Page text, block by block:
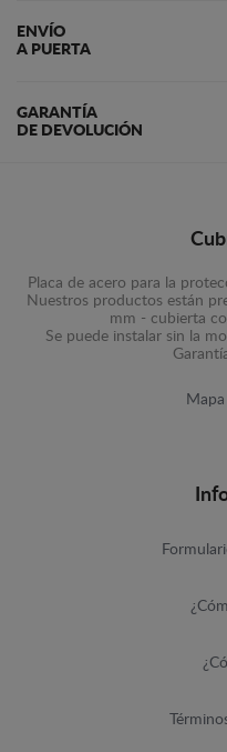
ENVÍO
A PUERTA
GARANTÍA
DE DEVOLUCIÓN
Placa de acero para la
Nuestros productos están
mm - cubierta
Se puede instalar sin la